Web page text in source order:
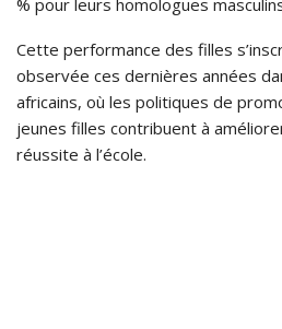
% pour leurs homologues
Cette performance des filles
observée ces dernières années
africains, où les politiques de
jeunes filles contribuent à
réussite à l’école.